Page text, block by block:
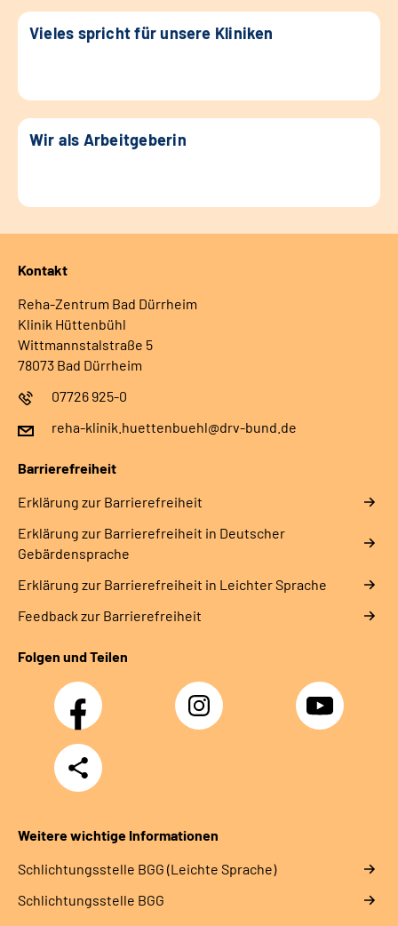
Vieles spricht für unsere Kliniken
Wir als Arbeitgeberin
Kontakt
Reha-Zentrum Bad Dürrheim
Klinik Hüttenbühl
Wittmannstalstraße 5
78073 Bad Dürrheim
07726 925-0
reha-klinik.huettenbuehl@drv-bund.de
Barrierefreiheit
Erklärung zur Barrierefreiheit
Erklärung zur Barrierefreiheit in Deutscher
Gebärdensprache
Erklärung zur Barrierefreiheit in Leichter Sprache
Feedback zur Barrierefreiheit
Folgen und Teilen
Facebook Instagram YouTube
Teilen
Weitere wichtige Informationen
Schlich­tungs­stel­le BGG (Leichte Sprache)
Schlich­tungs­stel­le BGG